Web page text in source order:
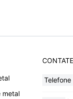
metal
Telefone